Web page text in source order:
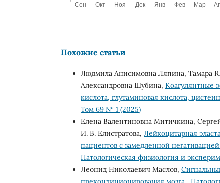
Похожие статьи
Людмила Анисимовна Ляпина, Тамара
Александровна Шубина, Коагулянтные
кислота, глутаминовая кислота,
Том 69 № 1 (2025)
Елена Валентиновна Митичкина,
И. В. Елистратова, Лейкоцитарная
пациентов с замедленной
Патологическая физиология и
Леонид Николаевич Маслов,
прекондиционирования мозга ,